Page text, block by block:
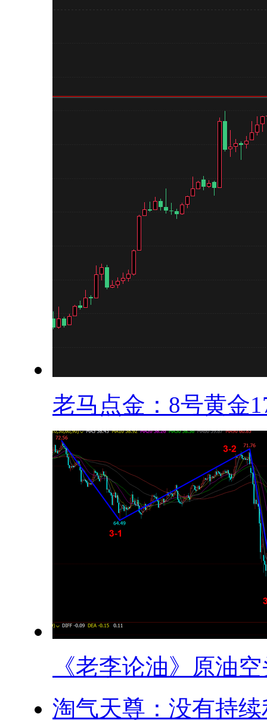
老马点金：8号黄金
《老李论油》原油
淘气天尊：没有持